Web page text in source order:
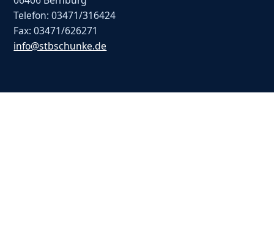
Telefon: 03471/316424
Fax: 03471/626271
info@stbschunke.de